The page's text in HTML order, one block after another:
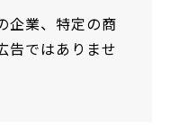
企業、特定の商
告ではありませ